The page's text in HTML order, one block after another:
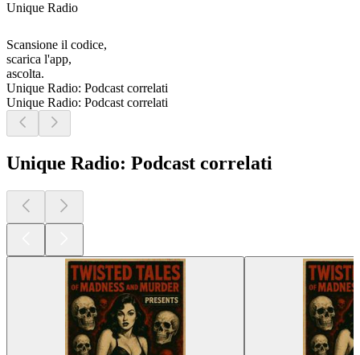
Unique Radio
Scansione il codice,
scarica l'app,
ascolta.
Unique Radio: Podcast correlati
Unique Radio: Podcast correlati
Unique Radio: Podcast correlati